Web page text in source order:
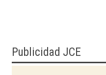
Publicidad JCE